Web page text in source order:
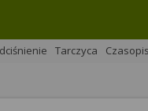
Tarczyca